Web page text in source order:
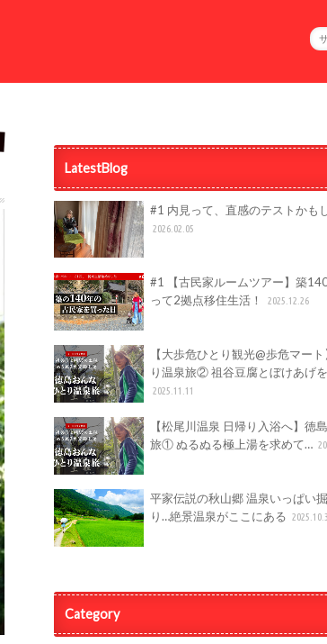
LatestBlog
#1 内見って、直感のテストかも
2026.02.05
#1 【古民家ルームツアー】築
って2拠点移住生活！
2025.12.26
【大歩危ひとり観光@歩危マー
り温泉旅② 祖谷豆腐とぼけあげ
2025.11.11
【松尾川温泉 日帰り入浴へ】徳
旅① ぬるぬる極上湯を求めて…
平家伝説の秋山郷 温泉いっぱい
り…絶景温泉がここにある
Category